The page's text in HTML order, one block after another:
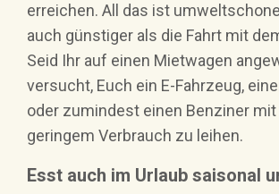
erreichen. All das ist
auch günstiger als die Fahrt mit
Seid Ihr auf einen Mietwagen
versucht, Euch ein E-Fahrzeug,
oder zumindest einen Benziner
geringem Verbrauch zu leihen.
Esst auch im Urlaub saisonal